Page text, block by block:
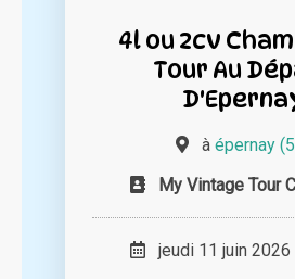
4l ou 2cv
Tour Au
à épernay
My Vintage Tour
jeudi 11 juin 2026